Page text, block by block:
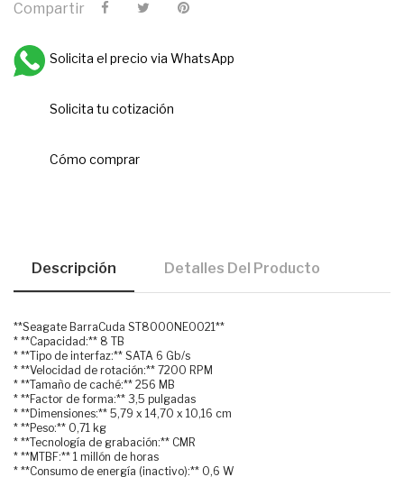
Compartir
Solicita el precio via WhatsApp
Solicita tu cotización
Cómo comprar
Descripción Detalles Del Producto
**Seagate BarraCuda ST8000NE0021**
* **Capacidad:** 8 TB
* **Tipo de interfaz:** SATA 6 Gb/s
* **Velocidad de rotación:** 7200 RPM
* **Tamaño de caché:** 256 MB
* **Factor de forma:** 3,5 pulgadas
* **Dimensiones:** 5,79 x 14,70 x 10,16 cm
* **Peso:** 0,71 kg
* **Tecnología de grabación:** CMR
* **MTBF:** 1 millón de horas
* **Consumo de energía (inactivo):** 0,6 W